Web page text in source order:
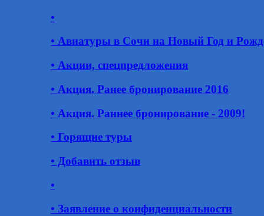
•
• Авиатуры в Сочи на Новый Год и
• Акции, спецпредложения
• Акция. Ранее бронирование 2016
• Акция. Раннее бронирование - 2009!
• Горящие туры
• Добавить отзыв
•
• Заявление о конфиденциальности